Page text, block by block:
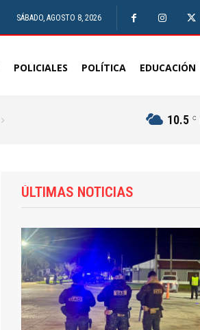
SÁBADO, AGOSTO 8, 2026
POLICIALES POLÍTICA EDUCACIÓN
10.5 C
ÚLTIMAS NOTICIAS